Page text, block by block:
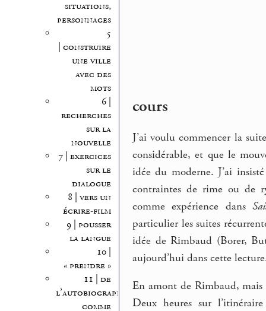
situations,
personnages
5
| construire
une ville
avec des
mots
6 |
recherches
sur la
nouvelle
7 | exercices
sur le
dialogue
8 | vers un
écrire-film
9 | pousser
la langue
10 |
« prendre »
11 | de
l’autobiographie
comme
cours
J’ai voulu commencer la
considérable, et que le
idée du moderne. J’ai
contraintes de rime ou de
comme expérience dans
particulier les suites
idée de Rimbaud (Borer,
aujourd’hui dans cette
En amont de Rimbaud, mais
Deux heures sur